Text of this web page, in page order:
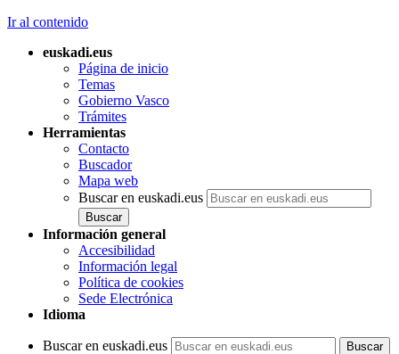
Ir al contenido
euskadi.eus
Página de inicio
Temas
Gobierno Vasco
Trámites
Herramientas
Contacto
Buscador
Mapa web
Buscar en euskadi.eus
Información general
Accesibilidad
Información legal
Política de cookies
Sede Electrónica
Idioma
Buscar en euskadi.eus